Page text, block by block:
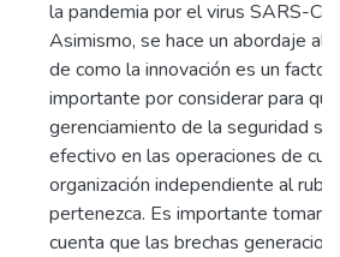
la pandemia por el virus SARS-
Asimismo, se hace un abordaje al
de como la innovación es un factor
importante por considerar para
gerenciamiento de la seguridad
efectivo en las operaciones de
organización independiente al
pertenezca. Es importante tomar
cuenta que las brechas